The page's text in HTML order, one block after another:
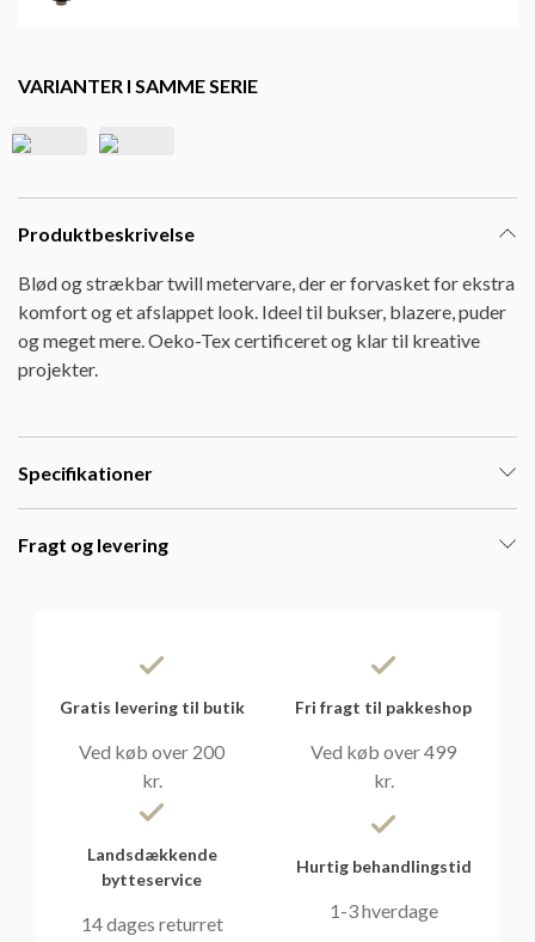
VARIANTER I SAMME SERIE
Produktbeskrivelse
Blød og strækbar twill metervare, der er forvasket for ekstra
komfort og et afslappet look. Ideel til bukser, blazere, puder
og meget mere. Oeko-Tex certificeret og klar til kreative
projekter.
Specifikationer
Fragt og levering
Gratis levering til butik
Ved køb over 200
kr.
Fri fragt til pakkeshop
Ved køb over 499
kr.
Landsdækkende
bytteservice
14 dages returret
Hurtig behandlingstid
1-3 hverdage